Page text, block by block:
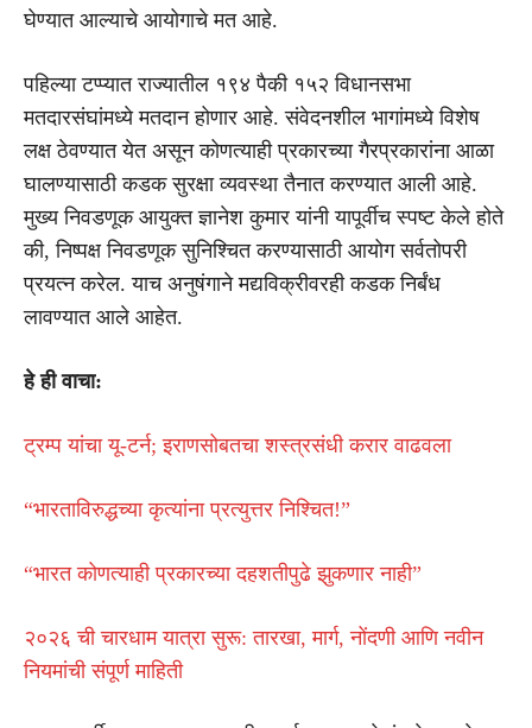
घेण्यात आल्याचे आयोगाचे मत आहे.
पहिल्या टप्प्यात राज्यातील १९४ पैकी १५२ विधानसभा
मतदारसंघांमध्ये मतदान होणार आहे. संवेदनशील भागांमध्ये विशेष
लक्ष ठेवण्यात येत असून कोणत्याही प्रकारच्या गैरप्रकारांना आळा
घालण्यासाठी कडक सुरक्षा व्यवस्था तैनात करण्यात आली आहे.
मुख्य निवडणूक आयुक्त ज्ञानेश कुमार यांनी यापूर्वीच स्पष्ट केले होते
की, निष्पक्ष निवडणूक सुनिश्चित करण्यासाठी आयोग सर्वतोपरी
प्रयत्न करेल. याच अनुषंगाने मद्यविक्रीवरही कडक निर्बंध
लावण्यात आले आहेत.
हे ही वाचा:
ट्रम्प यांचा यू-टर्न; इराणसोबतचा शस्त्रसंधी करार वाढवला
“भारताविरुद्धच्या कृत्यांना प्रत्युत्तर निश्चित!”
“भारत कोणत्याही प्रकारच्या दहशतीपुढे झुकणार नाही”
२०२६ ची चारधाम यात्रा सुरू: तारखा, मार्ग, नोंदणी आणि नवीन
नियमांची संपूर्ण माहिती